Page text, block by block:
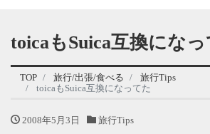
toicaもSuica互換になっ
TOP 旅行/出張/食べる
旅行Tips
toicaもSuica互換になってた
2008年5月3日 旅行Tips